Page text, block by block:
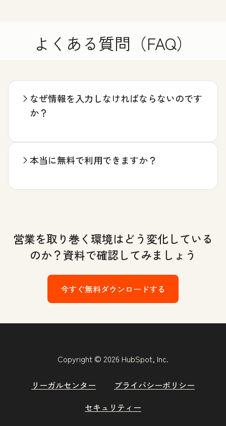
よくある質問（FAQ）
なぜ情報を入力しなければならないのです
か？
本当に無料で利用できますか？
営業を取り巻く環境はどう変化している
のか？資料で確認してみましょう
今すぐ無料ダウンロードする
Copyright © 2026 HubSpot, Inc.
リーガルセンター
プライバシーポリシー
セキュリティー